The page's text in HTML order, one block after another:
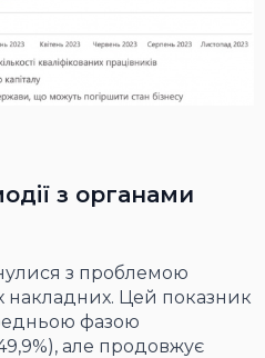
з органами
з проблемою
накладних. Цей показник
фазою
але продовжує